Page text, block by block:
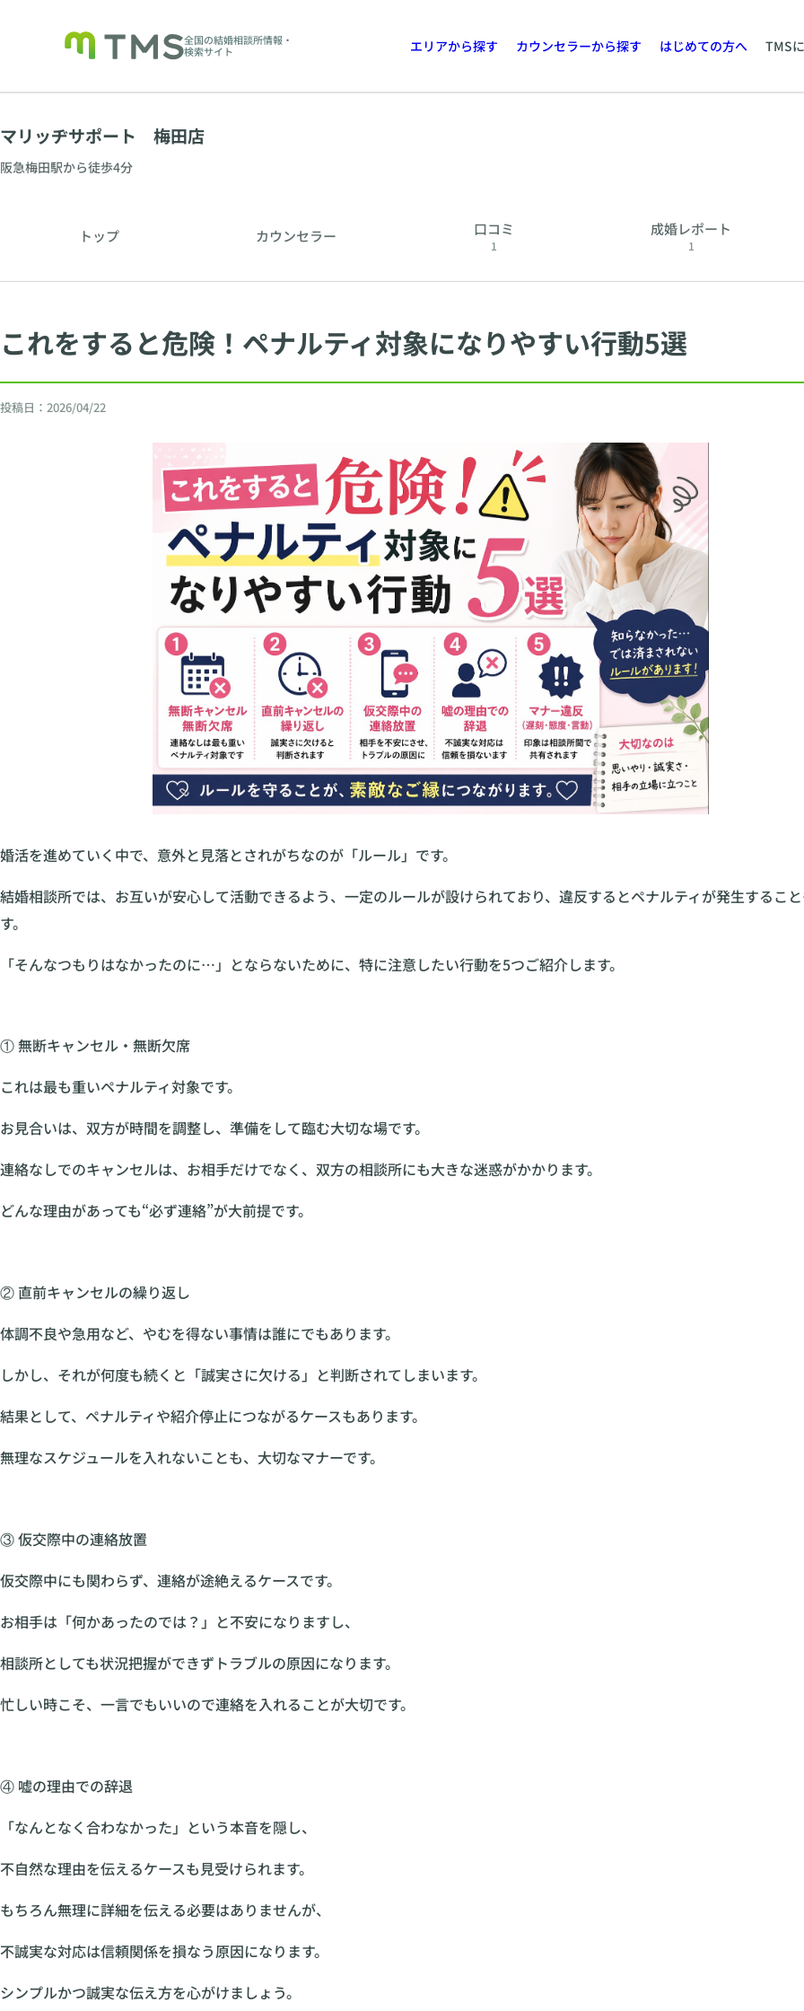
全国の結婚相談所情報・
検索サイト
エリアから探す カウンセラーから探す はじめての方へ TMS
マリッヂサポート 梅田店
阪急梅田駅から徒歩4分
トップ カウンセラー 口コミ
1
成婚レポート
1
これをすると危険！ペナルティ対象になりやすい行動5選
投稿日： 2026/04/22
婚活を進めていく中で、意外と見落とされがちなのが「ルール」です。
結婚相談所では、お互いが安心して活動できるよう、一定のルールが設けられており、違反するとペナルティが発生するこ
す。
「そんなつもりはなかったのに…」とならないために、特に注意したい行動を5つご紹介します。
① 無断キャンセル・無断欠席
これは最も重いペナルティ対象です。
お見合いは、双方が時間を調整し、準備をして臨む大切な場です。
連絡なしでのキャンセルは、お相手だけでなく、双方の相談所にも大きな迷惑がかかります。
どんな理由があっても“必ず連絡”が大前提です。
② 直前キャンセルの繰り返し
体調不良や急用など、やむを得ない事情は誰にでもあります。
しかし、それが何度も続くと「誠実さに欠ける」と判断されてしまいます。
結果として、ペナルティや紹介停止につながるケースもあります。
無理なスケジュールを入れないことも、大切なマナーです。
③ 仮交際中の連絡放置
仮交際中にも関わらず、連絡が途絶えるケースです。
お相手は「何かあったのでは？」と不安になりますし、
相談所としても状況把握ができずトラブルの原因になります。
忙しい時こそ、一言でもいいので連絡を入れることが大切です。
④ 嘘の理由での辞退
「なんとなく合わなかった」という本音を隠し、
不自然な理由を伝えるケースも見受けられます。
もちろん無理に詳細を伝える必要はありませんが、
不誠実な対応は信頼関係を損なう原因になります。
シンプルかつ誠実な伝え方を心がけましょう。